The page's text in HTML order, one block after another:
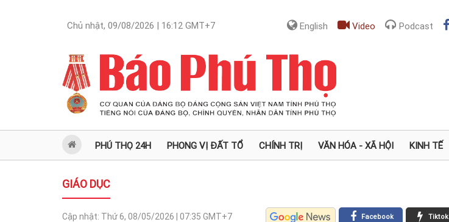
Chủ nhật, 09/08/2026 | 16:12 GMT+7 English Video Podcast
PHÚ THỌ 24H PHONG VỊ ĐẤT TỔ CHÍNH TRỊ VĂN HÓA - XÃ HỘI KINH TẾ
GIÁO DỤC
Cập nhật: Thứ 6, 08/05/2026 | 07:35 GMT+7 Tiktok
Facebook